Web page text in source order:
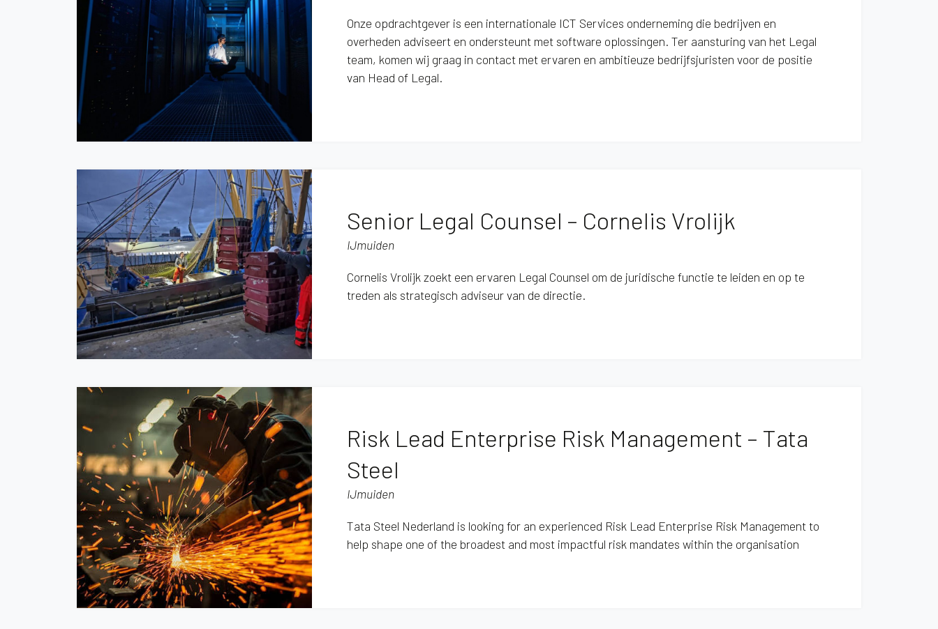
Onze opdrachtgever is een internationale ICT Services onderneming die bedrijven en
overheden adviseert en ondersteunt met software oplossingen. Ter aansturing van het Legal
team, komen wij graag in contact met ervaren en ambitieuze bedrijfsjuristen voor de positie
van Head of Legal.
Senior Legal Counsel – Cornelis Vrolijk
IJmuiden
Cornelis Vrolijk zoekt een ervaren Legal Counsel om de juridische functie te leiden en op te
treden als strategisch adviseur van de directie.
Risk Lead Enterprise Risk Management – Tata
Steel
IJmuiden
Tata Steel Nederland is looking for an experienced Risk Lead Enterprise Risk Management to
help shape one of the broadest and most impactful risk mandates within the organisation